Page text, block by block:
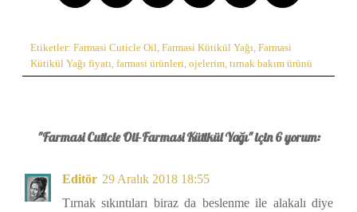
Etiketler: Farmasi Cuticle Oil, Farmasi Kütikül Yağı, Farmasi
Kütikül Yağı fiyatı, farmasi ürünleri, ojelerim, tırnak bakım ürünü
"Farmasi Cuticle Oil-Farmasi Kütikül Yağı" için 6 yorum:
Editör 29 Aralık 2018 18:55
Tırnak sıkıntıları biraz da beslenme ile alakalı diye